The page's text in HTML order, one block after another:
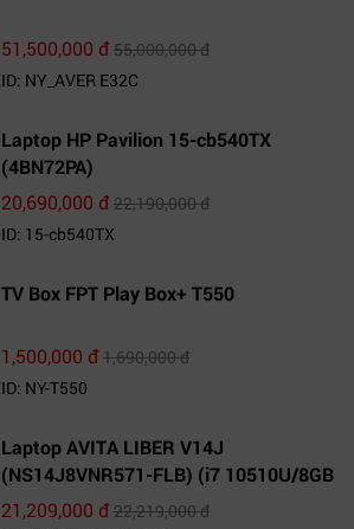
51,500,000 đ55,000,000 đ
ID: NY_AVER E32C
Laptop HP Pavilion 15-cb540TX
(4BN72PA)
20,690,000 đ22,190,000 đ
ID: 15-cb540TX
TV Box FPT Play Box+ T550
1,500,000 đ1,690,000 đ
ID: NY-T550
Laptop AVITA LIBER V14J
(NS14J8VNR571-FLB) (i7 10510U/8GB
RAM/1TB SSD/14.0 inch FHD/Win10)
21,209,000 đ22,219,000 đ